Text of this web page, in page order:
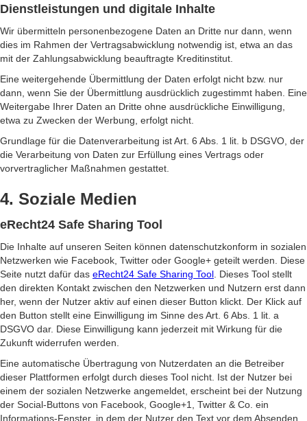
Dienstleistungen und digitale Inhalte
Wir übermitteln personenbezogene Daten an Dritte nur dann, wenn
dies im Rahmen der Vertragsabwicklung notwendig ist, etwa an das
mit der Zahlungsabwicklung beauftragte Kreditinstitut.
Eine weitergehende Übermittlung der Daten erfolgt nicht bzw. nur
dann, wenn Sie der Übermittlung ausdrücklich zugestimmt haben. Eine
Weitergabe Ihrer Daten an Dritte ohne ausdrückliche Einwilligung,
etwa zu Zwecken der Werbung, erfolgt nicht.
Grundlage für die Datenverarbeitung ist Art. 6 Abs. 1 lit. b DSGVO, der
die Verarbeitung von Daten zur Erfüllung eines Vertrags oder
vorvertraglicher Maßnahmen gestattet.
4. Soziale Medien
eRecht24 Safe Sharing Tool
Die Inhalte auf unseren Seiten können datenschutzkonform in sozialen
Netzwerken wie Facebook, Twitter oder Google+ geteilt werden. Diese
Seite nutzt dafür das eRecht24 Safe Sharing Tool . Dieses Tool stellt
den direkten Kontakt zwischen den Netzwerken und Nutzern erst dann
her, wenn der Nutzer aktiv auf einen dieser Button klickt. Der Klick auf
den Button stellt eine Einwilligung im Sinne des Art. 6 Abs. 1 lit. a
DSGVO dar. Diese Einwilligung kann jederzeit mit Wirkung für die
Zukunft widerrufen werden.
Eine automatische Übertragung von Nutzerdaten an die Betreiber
dieser Plattformen erfolgt durch dieses Tool nicht. Ist der Nutzer bei
einem der sozialen Netzwerke angemeldet, erscheint bei der Nutzung
der Social-Buttons von Facebook, Google+1, Twitter & Co. ein
Informations-Fenster, in dem der Nutzer den Text vor dem Absenden